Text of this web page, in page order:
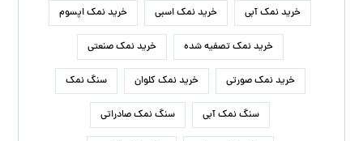
خرید نمک آبی خرید نمک اسبی خرید نمک اپسوم
خرید نمک تصفیه شده خرید نمک صنعتی
خرید نمک صورتی خرید نمک کلوان سنگ نمک
سنگ نمک آبی سنگ نمک صادراتی